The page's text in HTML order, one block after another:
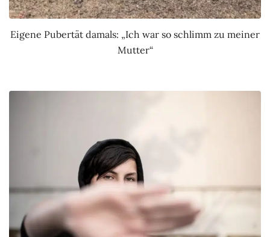
Eigene Pubertät damals: „Ich war so schlimm zu meiner
Mutter“